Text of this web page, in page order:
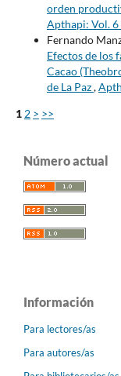
orden
Apthapi: Vol.
Fernando
Efectos de los
Cacao
de La Paz,
1 2 > >>
Número actual
Información
Para lectores/as
Para autores/as